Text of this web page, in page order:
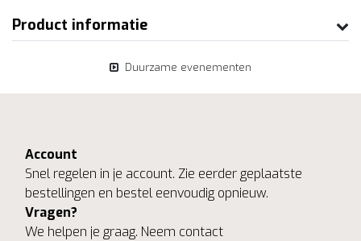
Product informatie
Duurzame evenementen
Account
Snel regelen in je account. Zie eerder geplaatste
bestellingen en bestel eenvoudig opnieuw.
Vragen?
We helpen je graag. Neem contact